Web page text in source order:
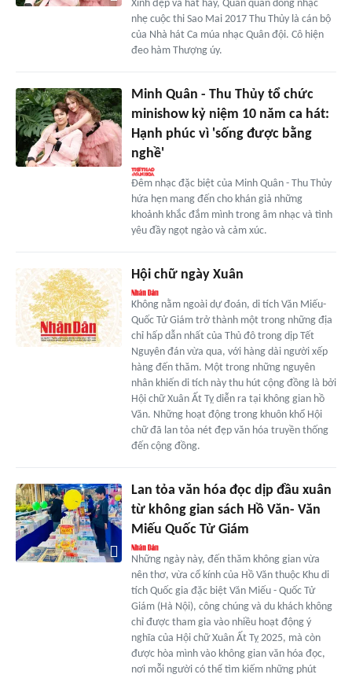
Xinh đẹp và hát hay, Quán quân dòng nhạc
nhẹ cuộc thi Sao Mai 2017 Thu Thủy là cán bộ
của Nhà hát Ca múa nhạc Quân đội. Cô hiện
đeo hàm Thượng úy.
Minh Quân - Thu Thủy tổ chức
minishow kỷ niệm 10 năm ca hát:
Hạnh phúc vì 'sống được bằng
nghề'
Đêm nhạc đặc biệt của Minh Quân - Thu Thủy
hứa hẹn mang đến cho khán giả những
khoảnh khắc đắm mình trong âm nhạc và tình
yêu đầy ngọt ngào và cảm xúc.
Hội chữ ngày Xuân
Không nằm ngoài dự đoán, di tích Văn Miếu-
Quốc Tử Giám trở thành một trong những địa
chỉ hấp dẫn nhất của Thủ đô trong dịp Tết
Nguyên đán vừa qua, với hàng dài người xếp
hàng đến thăm. Một trong những nguyên
nhân khiến di tích này thu hút cộng đồng là bởi
Hội chữ Xuân Ất Tỵ diễn ra tại không gian hồ
Văn. Những hoạt động trong khuôn khổ Hội
chữ đã lan tỏa nét đẹp văn hóa truyền thống
đến cộng đồng.
Lan tỏa văn hóa đọc dịp đầu xuân
từ không gian sách Hồ Văn- Văn
Miếu Quốc Tử Giám
Những ngày này, đến thăm không gian vừa
nên thơ, vừa cổ kính của Hồ Văn thuộc Khu di
tích Quốc gia đặc biệt Văn Miếu - Quốc Tử
Giám (Hà Nội), công chúng và du khách không
chỉ được tham gia vào nhiều hoạt động ý
nghĩa của Hội chữ Xuân Ất Tỵ 2025, mà còn
được hòa mình vào không gian văn hóa đọc,
nơi mỗi người có thể tìm kiếm những phút